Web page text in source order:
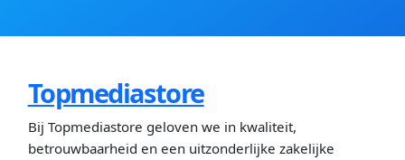
Topmediastore
Bij Topmediastore geloven we in kwaliteit,
betrouwbaarheid en een uitzonderlijke zakelijke